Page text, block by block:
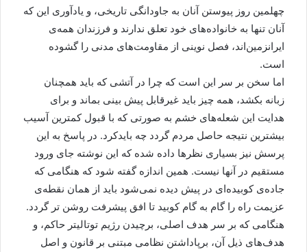
چهلمین روز پیوستن آنان به جاودانگی تاریخی، و یادآوری این که
آنان تنها به خانواده‌های خود تعلق ندارند و فرزندان همه‌ی
ایرانزمین‌اند، فصل نوینی از مقاومت‌های مدنی را گشوده
است.
اما سخن بر سر این است که چرا در آتشی که باید همچنان
زبانه بکشد، همه چیز باید غیرقابل پیش بینی بماند و برای
هدایت این شعله‌های خشم به صورتی که با قبول کمترین آسیب
بیشترین نتیجه حاصل مردم گردد چه بایدکرد. در پاسخ به این
پرسش نیز بسیاری نظرها داده شده که این نوشته جای ورود
مستقیم در آنها نیست. همین اندازه گفته شود که هنگامی که
جاده‌ی کوبیده‌ای در پیش دیده نمی‌شود باید از همان نقطه‌ی
عزیمت راه را گام به گام کوبید تا افق پیشرفت روشن تر گردد.
هنگامی که بر سر هدف اصلی، برچیدن رژیم توتالیتر حاکم، و
هدف‌های ذیل آن، برپاداشتن نظامی مبتنی بر قانون و اصل